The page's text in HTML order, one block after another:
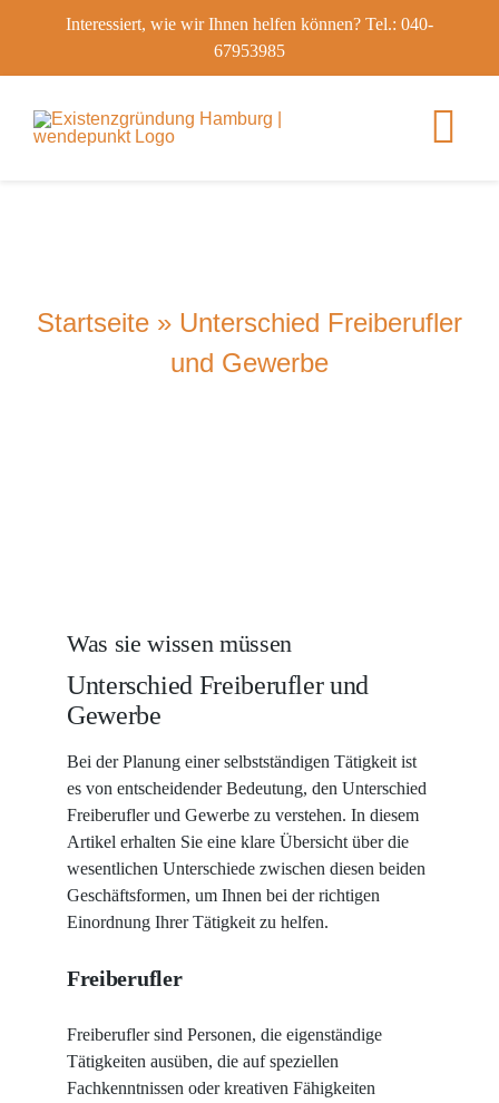
Interessiert, wie wir Ihnen helfen können? Tel.: 040-
67953985
Startseite » Unterschied Freiberufler
und Gewerbe
Was sie wissen müssen
Unterschied Freiberufler und
Gewerbe
Bei der Planung einer selbstständigen Tätigkeit ist
es von entscheidender Bedeutung, den Unterschied
Freiberufler und Gewerbe zu verstehen. In diesem
Artikel erhalten Sie eine klare Übersicht über die
wesentlichen Unterschiede zwischen diesen beiden
Geschäftsformen, um Ihnen bei der richtigen
Einordnung Ihrer Tätigkeit zu helfen.
Freiberufler
Freiberufler sind Personen, die eigenständige
Tätigkeiten ausüben, die auf speziellen
Fachkenntnissen oder kreativen Fähigkeiten